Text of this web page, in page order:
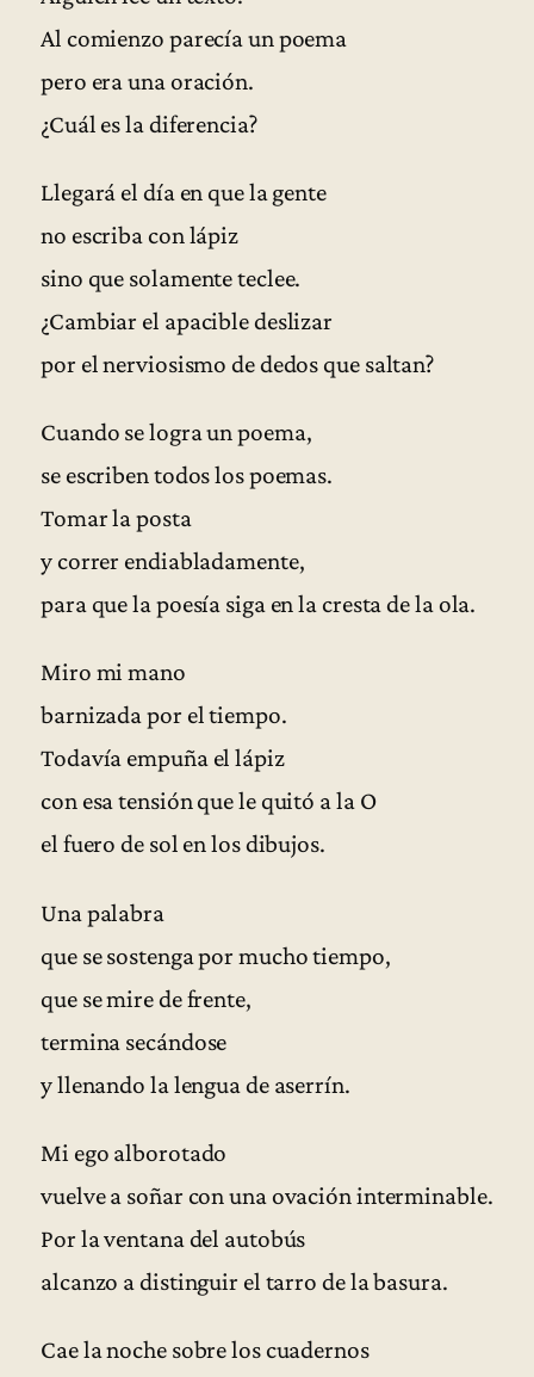
Al comienzo parecía un poema
pero era una oración.
¿Cuál es la diferencia?
Llegará el día en que la gente
no escriba con lápiz
sino que solamente teclee.
¿Cambiar el apacible deslizar
por el nerviosismo de dedos que saltan?
Cuando se logra un poema,
se escriben todos los poemas.
Tomar la posta
y correr endiabladamente,
para que la poesía siga en la cresta de la ola.
Miro mi mano
barnizada por el tiempo.
Todavía empuña el lápiz
con esa tensión que le quitó a la O
el fuero de sol en los dibujos.
Una palabra
que se sostenga por mucho tiempo,
que se mire de frente,
termina secándose
y llenando la lengua de aserrín.
Mi ego alborotado
vuelve a soñar con una ovación interminable.
Por la ventana del autobús
alcanzo a distinguir el tarro de la basura.
Cae la noche sobre los cuadernos